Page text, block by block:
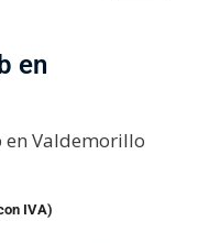
en
en Valdemorillo
IVA)